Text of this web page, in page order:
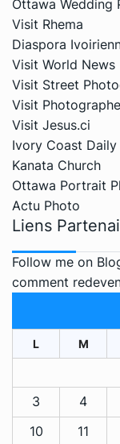
Ottawa Wedding
Visit Rhema
Diaspora
Visit World News
Visit Street
Visit
Visit Jesus.ci
Ivory Coast Daily
Kanata Church
Ottawa Portrait
Actu Photo
Liens
Follow me on
comment
L M
3
4
10
11